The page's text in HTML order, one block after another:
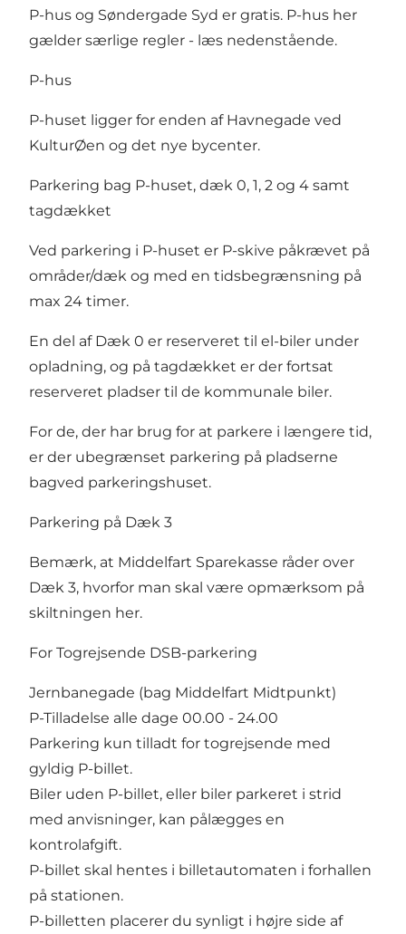
P-hus og Søndergade Syd er gratis. P-hus her
gælder særlige regler - læs nedenstående.
P-hus
P-huset ligger for enden af Havnegade ved
KulturØen og det nye bycenter.
Parkering bag P-huset, dæk 0, 1, 2 og 4 samt
tagdækket
Ved parkering i P-huset er P-skive påkrævet på
områder/dæk og med en tidsbegrænsning på
max 24 timer.
En del af Dæk 0 er reserveret til el-biler under
opladning, og på tagdækket er der fortsat
reserveret pladser til de kommunale biler.
For de, der har brug for at parkere i længere tid,
er der ubegrænset parkering på pladserne
bagved parkeringshuset.
Parkering på Dæk 3
Bemærk, at Middelfart Sparekasse råder over
Dæk 3, hvorfor man skal være opmærksom på
skiltningen her.
For Togrejsende DSB-parkering
Jernbanegade (bag Middelfart Midtpunkt)
P-Tilladelse alle dage 00.00 - 24.00
Parkering kun tilladt for togrejsende med
gyldig P-billet.
Biler uden P-billet, eller biler parkeret i strid
med anvisninger, kan pålægges en
kontrolafgift.
P-billet skal hentes i billetautomaten i forhallen
på stationen.
P-billetten placerer du synligt i højre side af